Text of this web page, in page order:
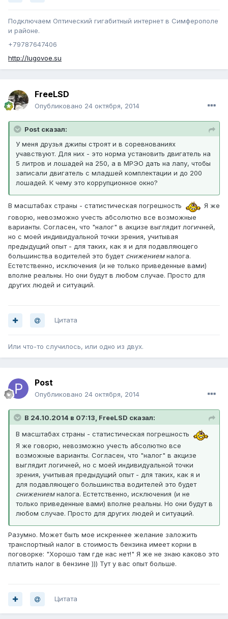
Подключаем Оптический гигабитный интернет в Симферополе
и районе.
+79787647406
http://lugovoe.su
FreeLSD
Опубликовано 24 октября, 2014
Post сказал:
У меня друзья джипы строят и в соревнованиях
учавствуют. Для них - это норма установить двигатель на
5 литров и лошадей на 250, а в МРЭО дать на лапу, чтобы
записали двигатель с младшей комплектации и до 200
лошадей. К чему это коррупционное окно?
В масштабах страны - статистическая погрешность
Я же
говорю, невозможно учесть абсолютно все возможные
варианты. Согласен, что "налог" в акцизе выглядит логичней,
но с моей индивидуальной точки зрения, учитывая
предыдущий опыт - для таких, как я и для подавляющего
большинства водителей это будет снижениемналога.
Естетственно, исключения (и не только приведенные вами)
вполне реальны. Но они будут в любом случае. Просто для
других людей и ситуаций.
Цитата
Или что-то случилось, или одно из двух.
Post
Опубликовано 24 октября, 2014
В 24.10.2014 в 07:13, FreeLSD сказал:
В масштабах страны - статистическая погрешность
Я же говорю, невозможно учесть абсолютно все
возможные варианты. Согласен, что "налог" в акцизе
выглядит логичней, но с моей индивидуальной точки
зрения, учитывая предыдущий опыт - для таких, как я и
для подавляющего большинства водителей это будет
снижениемналога. Естетственно, исключения (и не
только приведенные вами) вполне реальны. Но они будут в
любом случае. Просто для других людей и ситуаций.
Разумно. Может быть мое искреннее желание заложить
транспортный налог в стоимость бензина имеет корни в
поговорке: "Хорошо там где нас нет!" Я же не знаю каково это
платить налог в бензине ))) Тут у вас опыт больше.
Цитата